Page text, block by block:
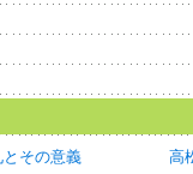
その意義 高